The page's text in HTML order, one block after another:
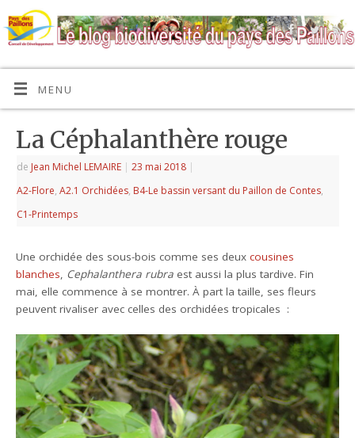
MENU
La Céphalanthère rouge
de Jean Michel LEMAIRE | 23 mai 2018 |
A2-Flore,A2.1 Orchidées, B4-Le bassin versant du Paillon de Contes,
C1-Printemps
Une orchidée des sous-bois comme ses deuxcousines
blanches, Cephalanthera rubra est aussi la plus tardive. Fin
mai, elle commence à se montrer. À part la taille, ses fleurs
peuvent rivaliser avec celles des orchidées tropicales :